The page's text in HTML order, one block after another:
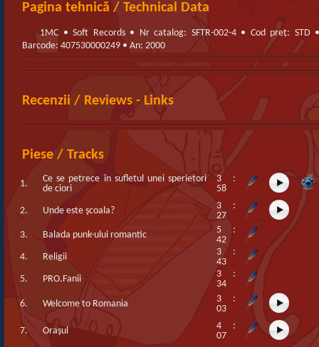
Pagina tehnică / Technical Data
1MC • Soft Records • Nr catalog: SFTR-002-4 • Cod preț: STD •
Barcode: 407530000249 • An: 2000
Recenzii / Reviews - Links
Piese / Tracks
1.
Ce se petrece în sufletul unei sperietori
de ciori
3 :
58
2. Unde este şcoala?
3 :
27
3.
Balada punk-ului romantic
5 :
42
4.
Religii
3 :
43
5.
PRO.Fanii
3 :
34
6.
Welcome to Romania
3 :
03
7. Oraşul
4 :
07